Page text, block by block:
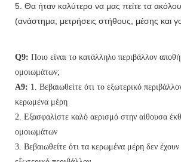
5. Θα ήταν καλύτερο να μας πείτε τα
(ανάστημα, μετρήσεις στήθους, μέσης και
Q9: Ποιο είναι το κατάλληλο περιβάλλον
ομοιωμάτων;
A9: 1. Βεβαιωθείτε ότι το εξωτερικό
κερωμένα μέρη
2. Εξασφαλίστε καλό αερισμό στην αίθουσα
ομοιωμάτων
3. Βεβαιωθείτε ότι τα κερωμένα μέρη δεν